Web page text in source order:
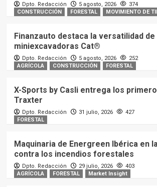
Dpto. Redacción 5 agosto, 2026
374
CONSTRUCCIÓN
FORESTAL MOVIMIENTO DE
Finanzauto destaca la versatilidad de
miniexcavadoras Cat®
Dpto. Redacción 5 agosto, 2026
252
AGRÍCOLA
CONSTRUCCIÓN FORESTAL
X-Sports by Casli entrega los
Traxter
Dpto. Redacción 31 julio, 2026
427
FORESTAL
Maquinaria de Energreen Ibérica en
contra los incendios forestales
Dpto. Redacción 29 julio, 2026
403
AGRÍCOLA
FORESTAL Market Insight